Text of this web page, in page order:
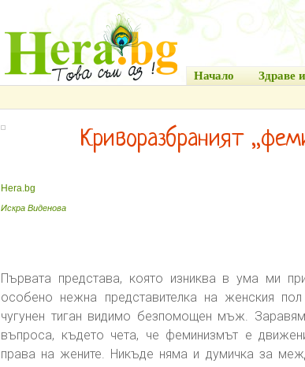
Начало Здраве
Криворазбраният
Hera.bg
Искра Виденова
Първата представа, която изниква в ума ми
особено нежна представителка на женския
чугунен тиган видимо безпомощен мъж.
въпроса, където чета, че феминизмът е
права на жените. Никъде няма и думичка за